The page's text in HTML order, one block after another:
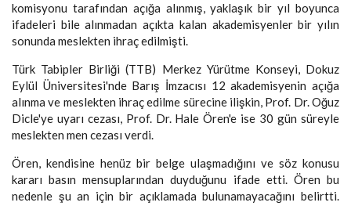
komisyonu tarafından açığa alınmış, yaklaşık bir yıl boyunca
ifadeleri bile alınmadan açıkta kalan akademisyenler bir yılın
sonunda meslekten ihraç edilmişti.
Türk Tabipler Birliği (TTB) Merkez Yürütme Konseyi, Dokuz
Eylül Üniversitesi'nde Barış İmzacısı 12 akademisyenin açığa
alınma ve meslekten ihraç edilme sürecine ilişkin, Prof. Dr. Oğuz
Dicle'ye uyarı cezası, Prof. Dr. Hale Ören'e ise 30 gün süreyle
meslekten men cezası verdi.
Ören, kendisine henüz bir belge ulaşmadığını ve söz konusu
kararı basın mensuplarından duyduğunu ifade etti. Ören bu
nedenle şu an için bir açıklamada bulunamayacağını belirtti.